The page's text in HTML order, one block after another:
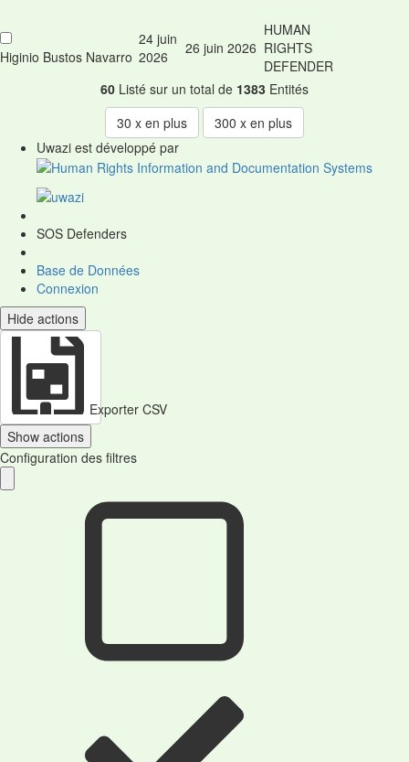
Higinio Bustos Navarro
24 juin
2026
26 juin 2026
HUMAN
RIGHTS
DEFENDER
60 Listé sur un total de 1383 Entités
30 x en plus 300 x en plus
Uwazi est développé par
SOS Defenders
Base de Données
Connexion
Hide actions
Exporter CSV
Show actions
Configuration des filtres